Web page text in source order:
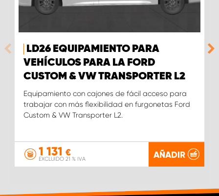
LD26 EQUIPAMIENTO PARA
VEHÍCULOS PARA LA FORD
CUSTOM & VW TRANSPORTER L2
Equipamiento con cajones de fácil acceso para
trabajar con más flexibilidad en furgonetas Ford
Custom & VW Transporter L2.
1 131 €
EXCLUIDO 21 % IVA AÑADIR